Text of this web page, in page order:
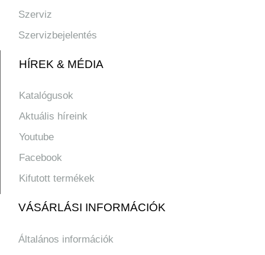
Szerviz
Szervizbejelentés
HÍREK & MÉDIA
Katalógusok
Aktuális híreink
Youtube
Facebook
Kifutott termékek
VÁSÁRLÁSI INFORMÁCIÓK
Általános információk